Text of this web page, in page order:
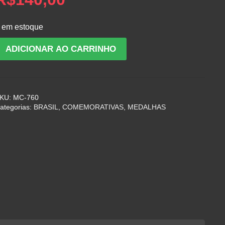
em estoque
ADICIONAR AO CARRINHO
MC-760
BRASIL,COMEMORATIVAS, MEDALHAS